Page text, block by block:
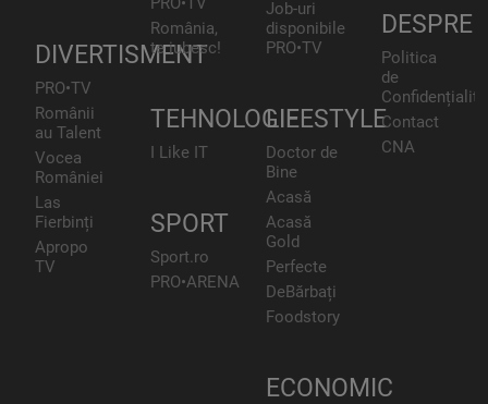
DIVERTISMENT
PRO•TV
Românii
au Talent
Vocea
României
Las
Fierbinți
Apropo
TV
România,
te iubesc!
TEHNOLOGIE
I Like IT
SPORT
Sport.ro
PRO•ARENA
Job-uri
disponibile
PRO•TV
LIFESTYLE
Doctor de
Bine
Acasă
Acasă
Gold
Perfecte
DeBărbați
Foodstory
ECONOMIC
DESPRE
Politica
de
Contact
CNA